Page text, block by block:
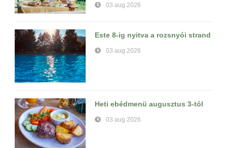
03 aug 2026
Este 8-ig nyitva a rozsnyói strand
03 aug 2026
Heti ebédmenü augusztus 3-tól
03 aug 2026